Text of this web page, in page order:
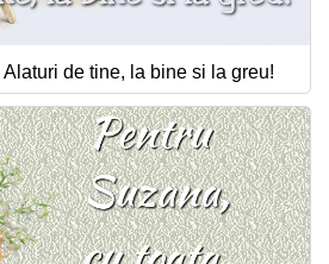
de tine, la bine si la greu!